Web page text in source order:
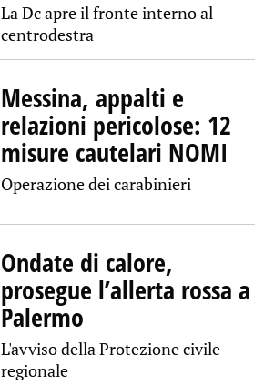
La Dc apre il fronte interno al
centrodestra
Messina, appalti e
relazioni pericolose: 12
misure cautelari NOMI
Operazione dei carabinieri
Ondate di calore,
prosegue l’allerta rossa a
Palermo
L'avviso della Protezione civile
regionale